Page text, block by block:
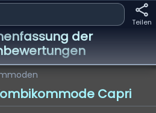
Teilen
der
Capri